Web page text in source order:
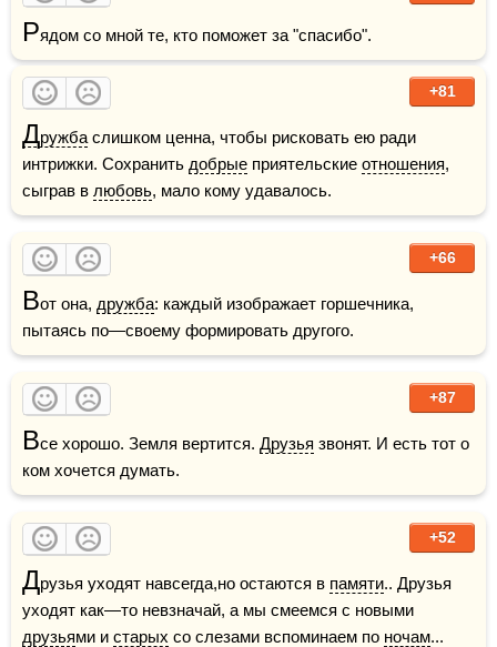
Рядом со мной те, кто поможет за "спасибо".
+81
Дружба слишком ценна, чтобы рисковать ею ради
интрижки. Сохранить добрые приятельские отношения,
сыграв в любовь, мало кому удавалось.
+66
Вот она, дружба: каждый изображает горшечника,
пытаясь по—своему формировать другого.
+87
Все хорошо. Земля вертится. Друзья звонят. И есть тот о
ком хочется думать.
+52
Друзья уходят навсегда,но остаются в памяти.. Друзья
друзьями и старых со слезами вспоминаем по ночам...